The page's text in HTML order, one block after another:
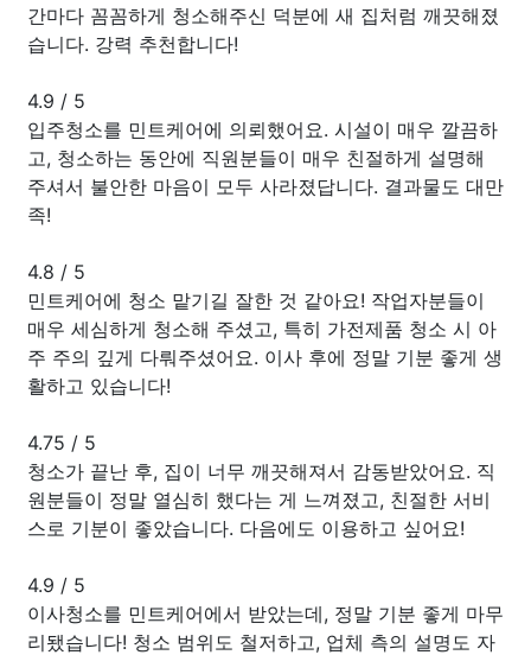
간마다 꼼꼼하게 청소해주신 덕분에 새 집처럼 깨끗해졌
습니다. 강력 추천합니다!
4.9 / 5
입주청소를 민트케어에 의뢰했어요. 시설이 매우 깔끔하
고, 청소하는 동안에 직원분들이 매우 친절하게 설명해
주셔서 불안한 마음이 모두 사라졌답니다. 결과물도 대만
족!
4.8 / 5
민트케어에 청소 맡기길 잘한 것 같아요! 작업자분들이
매우 세심하게 청소해 주셨고, 특히 가전제품 청소 시 아
주 주의 깊게 다뤄주셨어요. 이사 후에 정말 기분 좋게 생
활하고 있습니다!
4.75 / 5
청소가 끝난 후, 집이 너무 깨끗해져서 감동받았어요. 직
원분들이 정말 열심히 했다는 게 느껴졌고, 친절한 서비
스로 기분이 좋았습니다. 다음에도 이용하고 싶어요!
4.9 / 5
이사청소를 민트케어에서 받았는데, 정말 기분 좋게 마무
리됐습니다! 청소 범위도 철저하고, 업체 측의 설명도 자